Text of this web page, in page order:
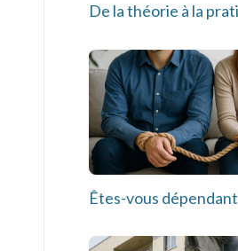
De la théorie à la
Êtes-vous